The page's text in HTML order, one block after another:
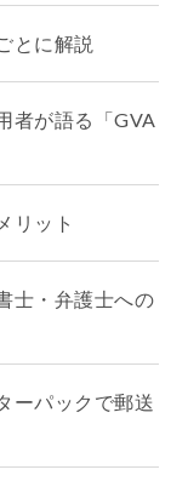
とに解説
者が語る「GVA
リット
士・弁護士への
ーパックで郵送